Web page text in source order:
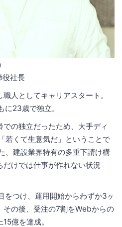
社長
人としてキャリアスタート。
23歳で独立。
の独立だったため、大手ディ
若くて生意気だ」ということで
、建設業界特有の多重下請け構
けでは仕事が作れない状況
をつけ、運用開始からわずか3ヶ
その後、受注の7割をWebからの
億を達成。